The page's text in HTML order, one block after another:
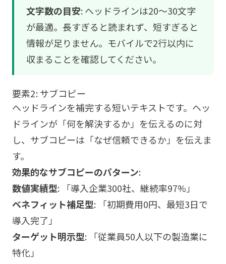
文字数の目安: ヘッドラインは20〜30文字
が最適。長すぎると読まれず、短すぎると
情報が足りません。モバイルで2行以内に
収まることを確認してください。
要素2: サブコピー
ヘッドラインを補完する短いテキストです。ヘッ
ドラインが「何を解決するか」を伝えるのに対
し、サブコピーは「なぜ信頼できるか」を伝えま
す。
効果的なサブコピーのパターン:
数値実績型: 「導入企業300社、継続率97%」
ベネフィット補足型: 「初期費用0円、最短3日で
導入完了」
ターゲット明示型: 「従業員50人以下の製造業に
特化」